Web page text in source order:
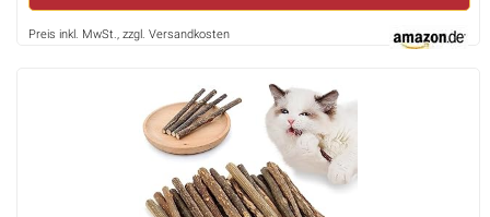
Preis inkl. MwSt., zzgl. Versandkosten